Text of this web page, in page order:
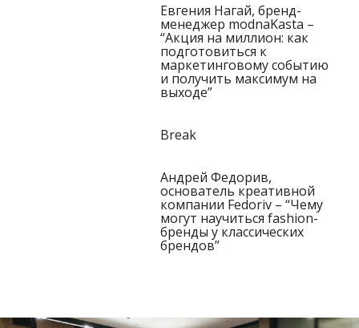
Евгения Нагай, бренд-
менеджер modnaKasta –
“Акция на миллион: как
подготовиться к
маркетинговому событию
и получить максимум на
выходе”
Break
Андрей Федорив,
основатель креативной
компании Fedoriv – “Чему
могут научиться fashion-
бренды у классических
брендов”